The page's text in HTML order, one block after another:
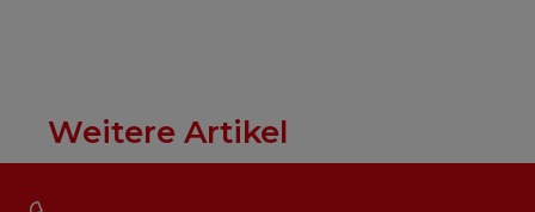
Weitere Artikel